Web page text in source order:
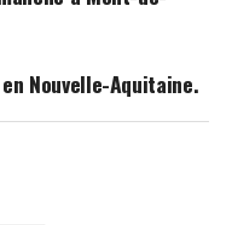
Nouvelle-Aquitaine.